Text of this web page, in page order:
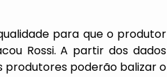
para que o produtor
Rossi. A partir dos dados
produtores poderão balizar o